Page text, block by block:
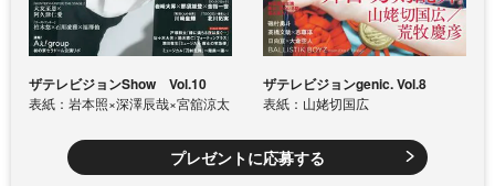
ザテレビジョンShow Vol.10
表紙：岩本照×深澤辰哉×宮舘涼太
ザテレビジョンgenic. Vol.8
表紙：山姥切国広
プレゼントに応募する